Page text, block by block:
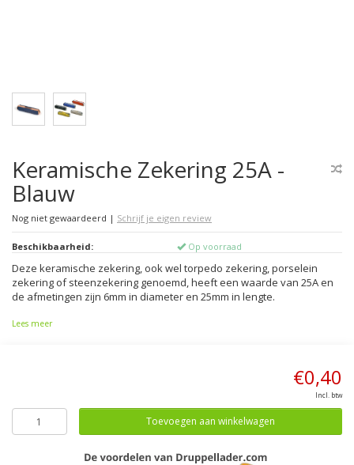
Keramische Zekering 25A -
Blauw
Nog niet gewaardeerd | Schrijf je eigen review
Beschikbaarheid: Op voorraad
Deze keramische zekering, ook wel torpedo zekering, porselein
zekering of steenzekering genoemd, heeft een waarde van 25A en
de afmetingen zijn 6mm in diameter en 25mm in lengte.
Lees meer
€0,40
Incl. btw
Toevoegen aan winkelwagen